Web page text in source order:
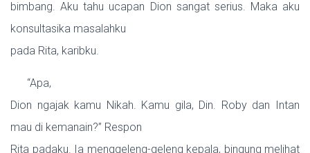
bimbang. Aku tahu ucapan Dion sangat serius. Maka aku
konsultasika masalahku
pada Rita, karibku.
“Apa,
Dion ngajak kamu Nikah. Kamu gila, Din. Roby dan Intan
mau di kemanain?” Respon
Rita padaku. Ia menggeleng-geleng kepala, bingung melihat